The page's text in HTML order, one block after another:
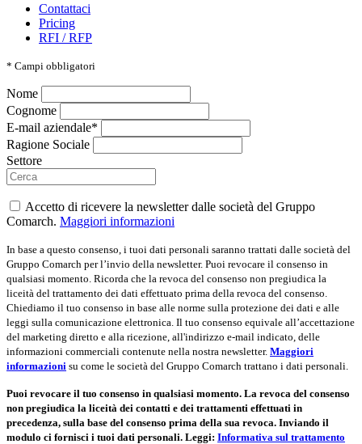
Contattaci
Pricing
RFI / RFP
* Campi obbligatori
Nome
Cognome
E-mail aziendale*
Ragione Sociale
Settore
Accetto di ricevere la newsletter dalle società del Gruppo
Comarch. Maggiori informazioni
In base a questo consenso, i tuoi dati personali saranno trattati dalle società del
Gruppo Comarch per l’invio della newsletter. Puoi revocare il consenso in
qualsiasi momento. Ricorda che la revoca del consenso non pregiudica la
liceità del trattamento dei dati effettuato prima della revoca del consenso.
Chiediamo il tuo consenso in base alle norme sulla protezione dei dati e alle
leggi sulla comunicazione elettronica. Il tuo consenso equivale all’accettazione
del marketing diretto e alla ricezione, all'indirizzo e-mail indicato, delle
informazioni commerciali contenute nella nostra newsletter. Maggiori
informazioni su come le società del Gruppo Comarch trattano i dati personali.
Puoi revocare il tuo consenso in qualsiasi momento. La revoca del consenso
non pregiudica la liceità dei contatti e dei trattamenti effettuati in
precedenza, sulla base del consenso prima della sua revoca. Inviando il
modulo ci fornisci i tuoi dati personali. Leggi: Informativa sul trattamento